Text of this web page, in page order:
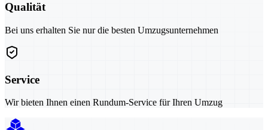
Qualität
Bei uns erhalten Sie nur die besten Umzugsunternehmen
Service
Wir bieten Ihnen einen Rundum-Service für Ihren Umzug